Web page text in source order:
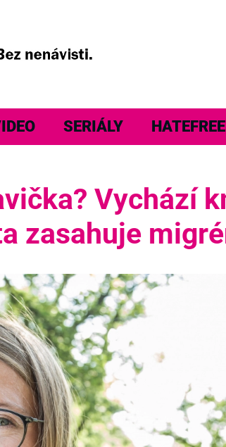
SERIÁLY
Vychází
zasahuje